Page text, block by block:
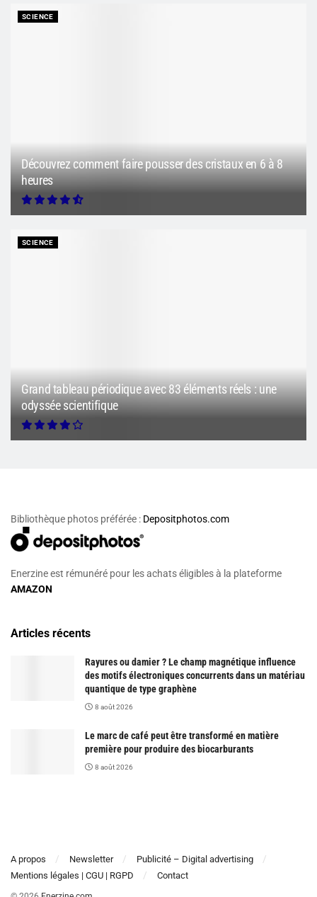
SCIENCE
Découvrez comment faire pousser des cristaux en 6 à 8
heures
SCIENCE
Grand tableau périodique avec 83 éléments réels : une
odyssée scientifique
Bibliothèque photos préférée : Depositphotos.com
Enerzine est rémunéré pour les achats éligibles à la plateforme
AMAZON
Articles récents
Rayures ou damier ? Le champ magnétique influence
des motifs électroniques concurrents dans un matériau
quantique de type graphène
8 août 2026
Le marc de café peut être transformé en matière
première pour produire des biocarburants
8 août 2026
A propos Newsletter
Publicité – Digital advertising
Mentions légales | CGU | RGPD
Contact